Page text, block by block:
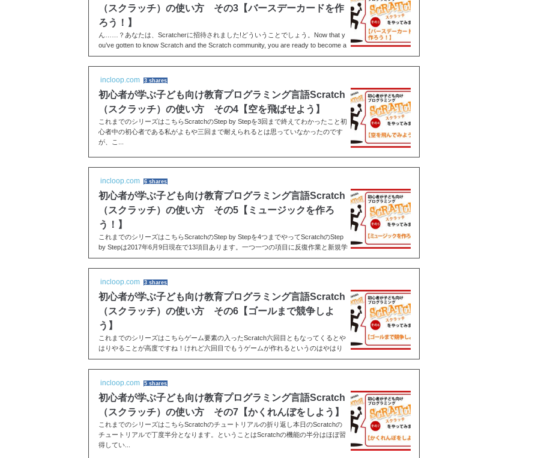
（スクラッチ）の使い方 その3【バースデーカードを作
ろう！】
ん……？あなたは、Scratcherに招待されました!どういうことでしょう。Now that y
ou’ve gotten to know Scratch and the Scratch community, you are ready to become a
S...
incloop.com 3 shares
初心者が学ぶ子ども向け教育プログラミング言語Scratch
（スクラッチ）の使い方 その4【空を飛ばせよう】
これまでのシリーズはこちらScratchのStep by Stepを3回まで終えてわかったこと初
心者中の初心者である私がよもや三回まで耐えられるとは思っていなかったのです
が、こ...
incloop.com 6 shares
初心者が学ぶ子ども向け教育プログラミング言語Scratch
（スクラッチ）の使い方 その5【ミュージックを作ろ
う！】
これまでのシリーズはこちらScratchのStep by Stepを4つまでやってScratchのStep
by Stepは2017年6月9日現在で13項目あります。一つ一つの項目に反復作業と新規学
習項目...
incloop.com 3 shares
初心者が学ぶ子ども向け教育プログラミング言語Scratch
（スクラッチ）の使い方 その6【ゴールまで競争しよ
う】
これまでのシリーズはこちらゲーム要素の入ったScratch六回目ともなってくるとや
はりやることが高度ですね！けれど六回目でもうゲームが作れるというのはやはり
すごいな...
incloop.com 5 shares
初心者が学ぶ子ども向け教育プログラミング言語Scratch
（スクラッチ）の使い方 その7【かくれんぼをしよう】
これまでのシリーズはこちらScratchのチュートリアルの折り返し本日のScratchの
チュートリアルで丁度半分となります。ということはScratchの機能の半分はほぼ習
得してい...